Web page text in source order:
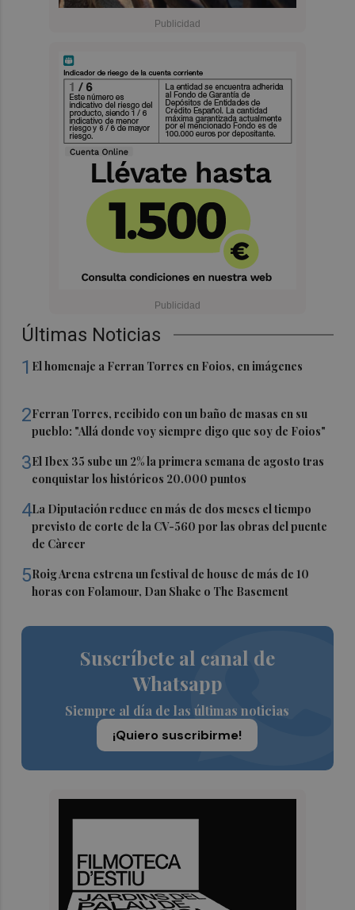
Últimas Noticias
1 El homenaje a Ferran Torres en Foios, en imágenes
2Ferran Torres, recibido con un baño de masas en su
pueblo: "Allá donde voy siempre digo que soy de Foios"
3El Ibex 35 sube un 2% la primera semana de agosto tras
conquistar los históricos 20.000 puntos
4La Diputación reduce en más de dos meses el tiempo
previsto de corte de la CV-560 por las obras del puente
de Càrcer
5Roig Arena estrena un festival de house de más de 10
horas con Folamour, Dan Shake o The Basement
Suscríbete al canal de
Whatsapp
Siempre al día de las últimas noticias
¡Quiero suscribirme!